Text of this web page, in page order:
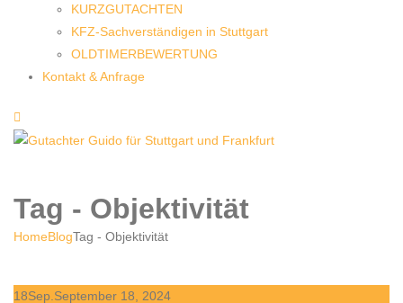
KURZGUTACHTEN
KFZ-Sachverständigen in Stuttgart
OLDTIMERBEWERTUNG
Kontakt & Anfrage
Tag - Objektivität
HomeBlogTag - Objektivität
18Sep. September 18, 2024